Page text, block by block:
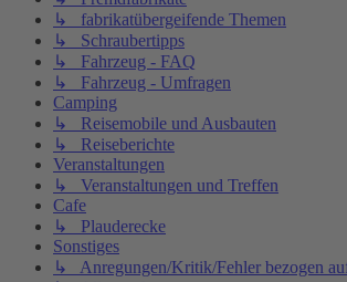
↳ fabrikatübergeifende Themen
↳ Schraubertipps
↳ Fahrzeug - FAQ
↳ Fahrzeug - Umfragen
Camping
↳ Reisemobile und Ausbauten
↳ Reiseberichte
Veranstaltungen
↳ Veranstaltungen und Treffen
Cafe
↳ Plauderecke
Sonstiges
↳ Anregungen/Kritik/Fehler bezogen